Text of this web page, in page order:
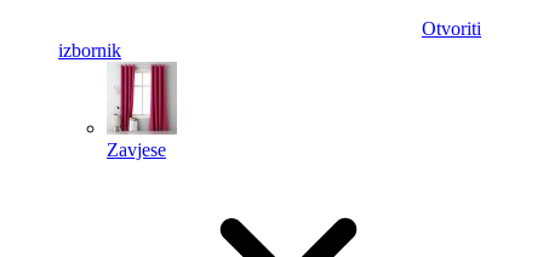
Otvoriti
izbornik
Zavjese